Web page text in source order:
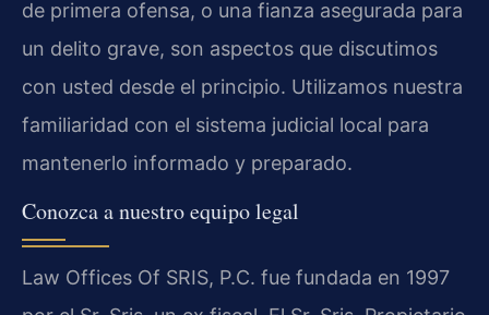
de primera ofensa, o una fianza asegurada para
un delito grave, son aspectos que discutimos
con usted desde el principio. Utilizamos nuestra
familiaridad con el sistema judicial local para
mantenerlo informado y preparado.
Conozca a nuestro equipo legal
Law Offices Of SRIS, P.C. fue fundada en 1997